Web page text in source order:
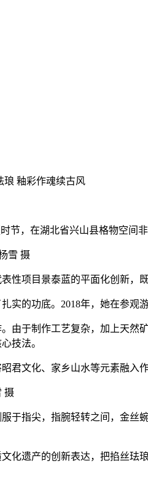
琅 釉彩作魂续古风
，在湖北省兴山县格物空间
雪 摄
项目景泰蓝的平面化创新，
的功底。2018年，她在参观
于制作工艺复杂，加上天然
技法。
文化、家乡山水等元素融入作
摄
指尖，指腕轻转之间，金丝
遗产的创新表达，把掐丝珐